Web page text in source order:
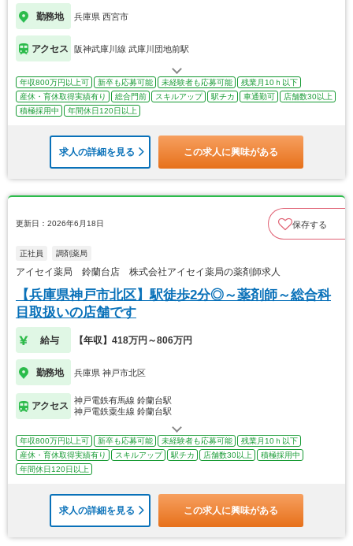
勤務地 兵庫県 西宮市
アクセス 阪神武庫川線 武庫川団地前駅
年収800万円以上可 新卒も応募可能 未経験者も応募可能
残業月10ｈ以下
産休・育休取得実績有り
総合門前 スキルアップ 駅チカ 車通勤可
店舗数30以上
積極採用中
年間休日120日以上
求人の詳細を見る この求人に興味がある
更新日：2026年6月18日 保存する
正社員 調剤薬局
アイセイ薬局 鈴蘭台店 株式会社アイセイ薬局の薬剤師求人
【兵庫県神戸市北区】駅徒歩2分◎～薬剤師～総合科
目取扱いの店舗です
給与 【年収】418万円～806万円
勤務地 兵庫県 神戸市北区
アクセス
神戸電鉄有馬線 鈴蘭台駅
神戸電鉄粟生線 鈴蘭台駅
年収800万円以上可 新卒も応募可能 未経験者も応募可能
残業月10ｈ以下
産休・育休取得実績有り
スキルアップ 駅チカ 店舗数30以上
積極採用中
年間休日120日以上
求人の詳細を見る この求人に興味がある